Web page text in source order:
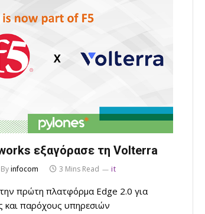
εξαγόρασε τη Volterra
Byinfocom 3 Mins Read it
την πρώτη πλατφόρμα Edge 2.0 για
και παρόχους υπηρεσιών